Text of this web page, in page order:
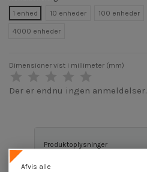
1 enhed
10 enheder 100 enheder
4000 enheder
Dimensioner vist i millimeter (mm)
Der er endnu ingen anmeldelser.
Produktoplysninger
Afvis alle